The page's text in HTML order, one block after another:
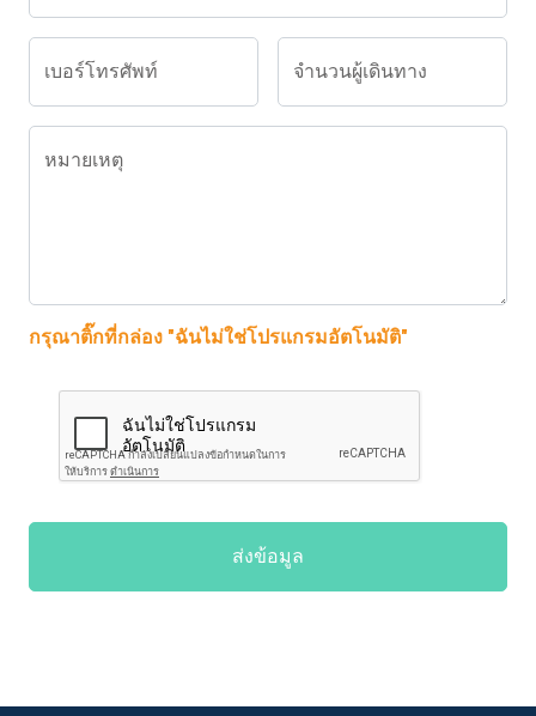
เบอร์โทรศัพท์ จำนวนผู้เดินทาง
หมายเหตุ
กรุณาติ๊กที่กล่อง "ฉันไม่ใช่โปรแกรมอัตโนมัติ"
ส่งข้อมูล